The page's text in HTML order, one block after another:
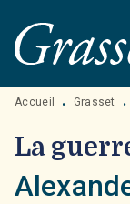
MENU
PIED DE PAGE
Accueil • Grasset •
La